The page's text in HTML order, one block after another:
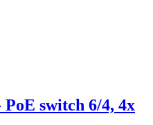
PoE switch 6/4, 4x